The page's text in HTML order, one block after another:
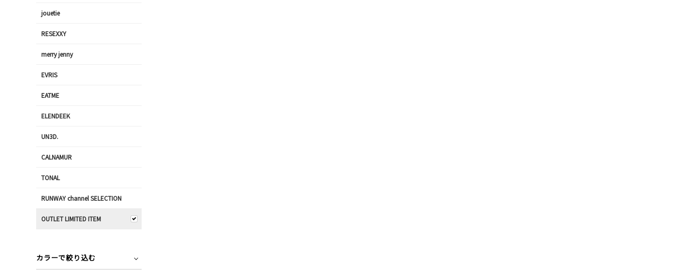
jouetie
RESEXXY
merry jenny
EVRIS
EATME
ELENDEEK
UN3D.
CALNAMUR
TONAL
RUNWAY channel SELECTION
OUTLET LIMITED ITEM
カラーで絞り込む